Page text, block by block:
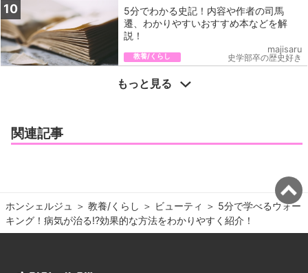
10
5分でわかる史記！内容や作者の司馬
遷、わかりやすいおすすめ本などを解
説！
教養/くらし
majisaru
史学部卒の歴史好き
もっと見る
関連記事
ホンシェルジュ ＞ 教養/くらし ＞ ビューティ ＞ 5分で学べるウォー
キング！病気が治る⁉効果的な方法をわかりやすく紹介！